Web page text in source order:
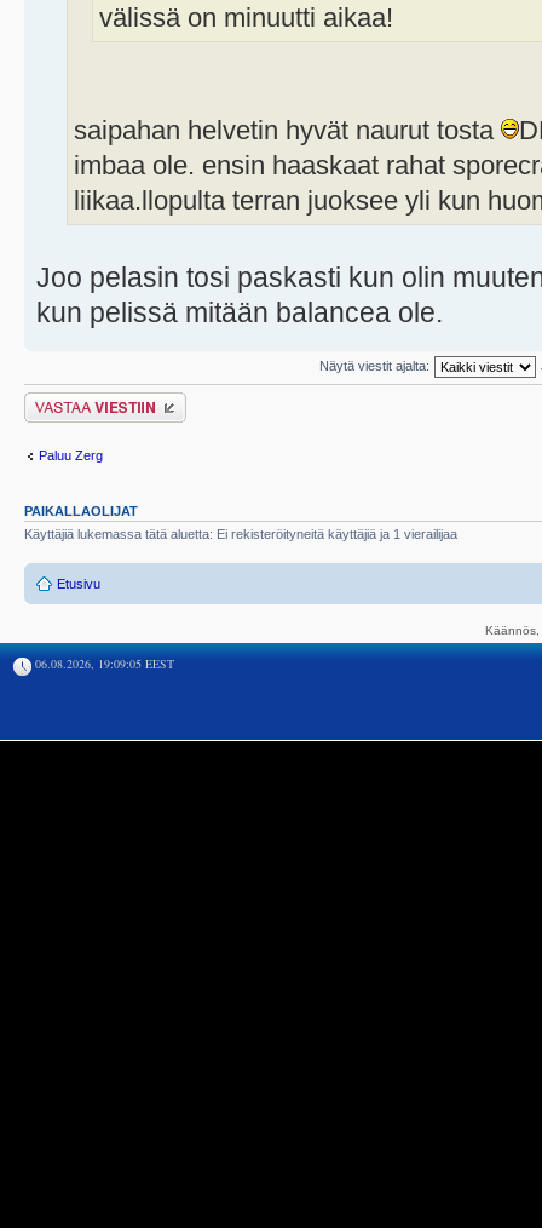
välissä on minuutti aikaa!
saipahan helvetin hyvät naurut tosta
imbaa ole. ensin haaskaat rahat
liikaa.llopulta terran juoksee yli kun
Joo pelasin tosi paskasti kun olin
kun pelissä mitään balancea ole.
Näytä viestit ajalta:
Lähetä vastaus
Paluu Zerg
PAIKALLAOLIJAT
Käyttäjiä lukemassa tätä aluetta: Ei rekisteröityneitä käyttäjiä ja 1 vierailijaa
Etusivu
06.08.2026, 19:09:05 EEST